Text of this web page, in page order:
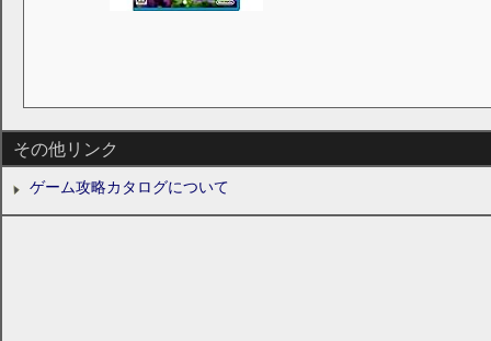
その他リンク
ゲーム攻略カタログについて